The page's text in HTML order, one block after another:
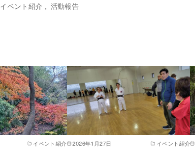
イベント紹介 活動報告
イベント紹介 2026年1月27日 イベント紹介